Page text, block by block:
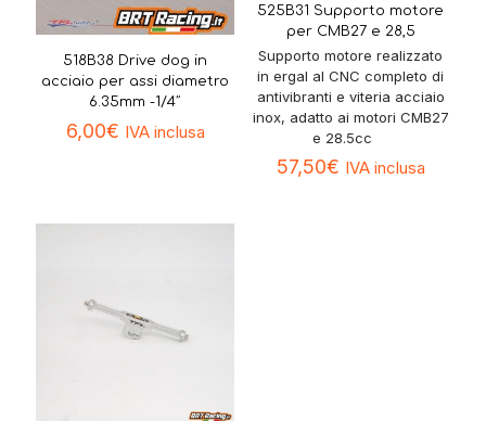
518B38 Drive dog in
acciaio per assi diametro
6.35mm -1/4″
6,00€ IVA inclusa
525B31 Supporto motore
per CMB27 e 28,5
Supporto motore realizzato
in ergal al CNC completo di
antivibranti e viteria acciaio
inox, adatto ai motori CMB27
e 28.5cc
57,50€ IVA inclusa